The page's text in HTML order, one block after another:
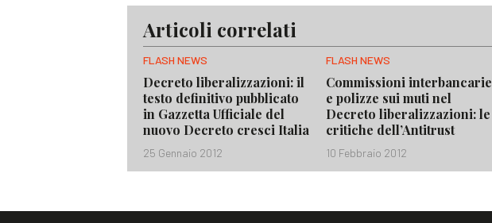
Articoli correlati
FLASH NEWS
Decreto liberalizzazioni: il
testo definitivo pubblicato
in Gazzetta Ufficiale del
nuovo Decreto cresci Italia
25 Gennaio 2012
FLASH NEWS
Commissioni interbancarie
e polizze sui muti nel
Decreto liberalizzazioni: le
critiche dell’Antitrust
10 Febbraio 2012